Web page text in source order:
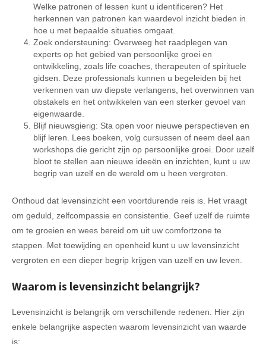
Welke patronen of lessen kunt u identificeren? Het
herkennen van patronen kan waardevol inzicht bieden in
hoe u met bepaalde situaties omgaat.
Zoek ondersteuning: Overweeg het raadplegen van
experts op het gebied van persoonlijke groei en
ontwikkeling, zoals life coaches, therapeuten of spirituele
gidsen. Deze professionals kunnen u begeleiden bij het
verkennen van uw diepste verlangens, het overwinnen van
obstakels en het ontwikkelen van een sterker gevoel van
eigenwaarde.
Blijf nieuwsgierig: Sta open voor nieuwe perspectieven en
blijf leren. Lees boeken, volg cursussen of neem deel aan
workshops die gericht zijn op persoonlijke groei. Door uzelf
bloot te stellen aan nieuwe ideeën en inzichten, kunt u uw
begrip van uzelf en de wereld om u heen vergroten.
Onthoud dat levensinzicht een voortdurende reis is. Het vraagt
om geduld, zelfcompassie en consistentie. Geef uzelf de ruimte
om te groeien en wees bereid om uit uw comfortzone te
stappen. Met toewijding en openheid kunt u uw levensinzicht
vergroten en een dieper begrip krijgen van uzelf en uw leven.
Waarom is levensinzicht belangrijk?
Levensinzicht is belangrijk om verschillende redenen. Hier zijn
enkele belangrijke aspecten waarom levensinzicht van waarde
is: